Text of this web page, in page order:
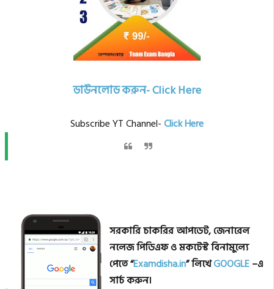
ডাউনলোডকরুন- Click Here
Subscribe YT Channel-ClickHere
সরকারি চাকরির আপডেট, জেনারেল
নলেজ পিডিএফ ও মকটেস্ট বিনামুল্যে
পেতে “Examdisha.in” লিখেGOOGLE–এ
সার্চ করুন।